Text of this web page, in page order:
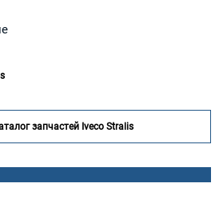
запчастей Iveco Stralis